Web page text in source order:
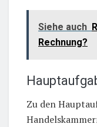
Siehe auch
Rechnung?
Zu den